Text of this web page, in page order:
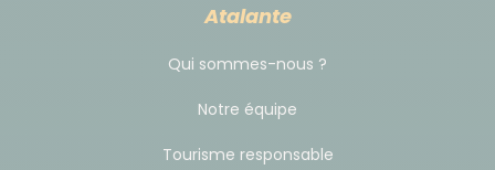
pourboires et les photos dans le sud (à donner à
Atalante
Qui sommes-nous ?
Notre équipe
Tourisme responsable